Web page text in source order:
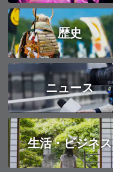
歴史
ニュース
生活・ビジネス